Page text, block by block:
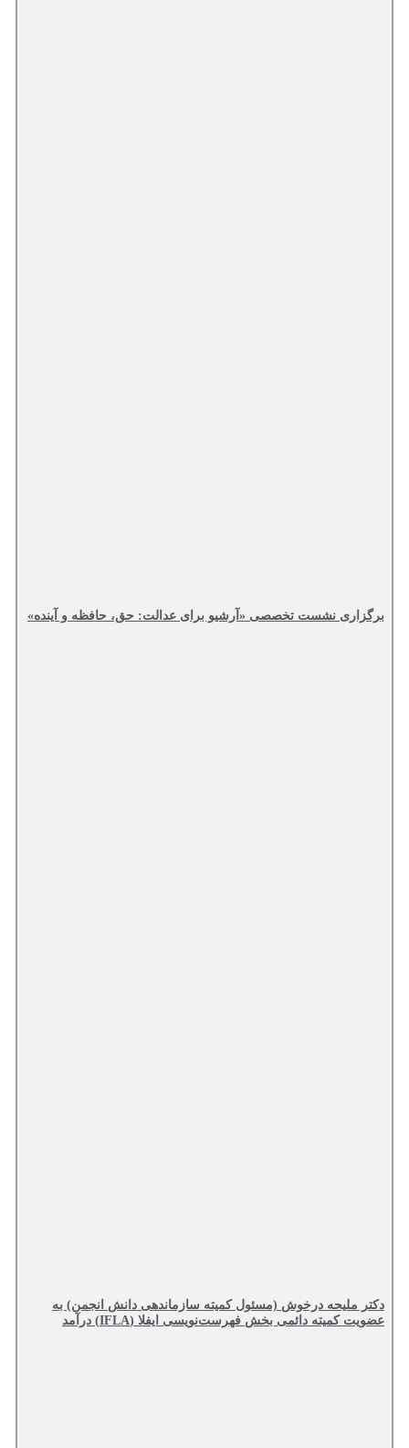
برگزاری نشست تخصصی «آرشیو برای عدالت: حق، حافظه و آینده»
دکتر ملیحه درخوش (مسئول کمیته سازماندهی دانش انجمن) به
عضویت کمیته دائمی بخش فهرست‌نویسی ایفلا (IFLA) درآمد